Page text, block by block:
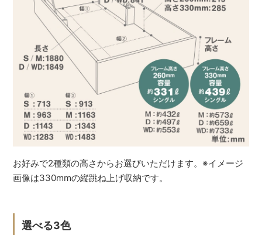
お好みで2種類の高さからお選びいただけます。※イメージ
画像は330mmの縦跳ね上げ収納です。
選べる3色